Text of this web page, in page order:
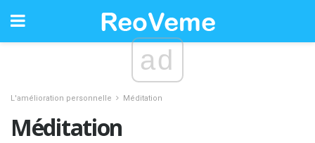
ad
L'amélioration personnelle Méditation
Méditation